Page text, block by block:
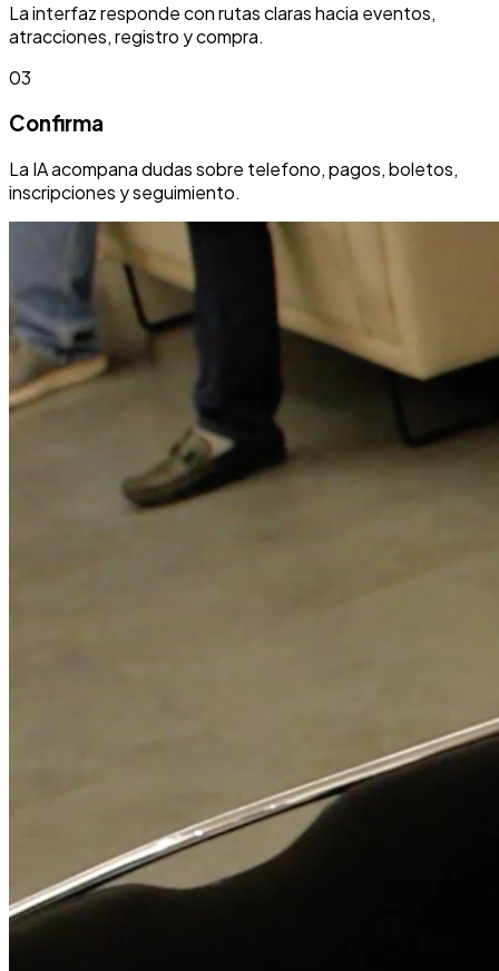
La interfaz responde con rutas claras hacia eventos,
atracciones, registro y compra.
03
Confirma
La IA acompana dudas sobre telefono, pagos, boletos,
inscripciones y seguimiento.